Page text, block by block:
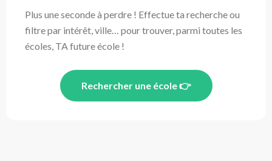
Plus une seconde à perdre ! Effectue ta recherche ou
filtre par intérêt, ville… pour trouver, parmi toutes les
écoles, TA future école !
Rechercher une école 👉